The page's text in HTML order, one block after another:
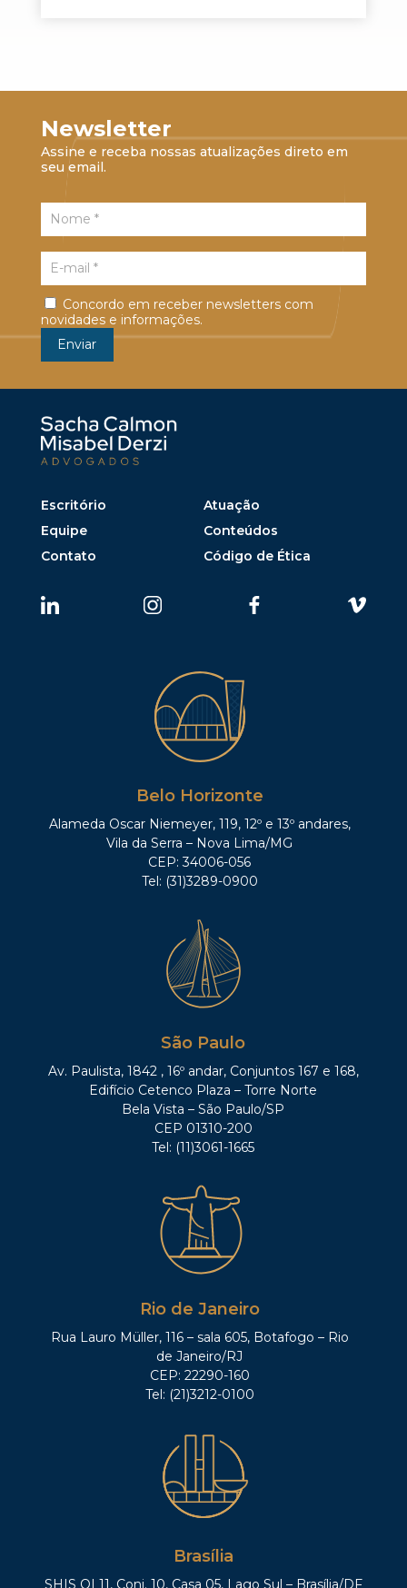
Newsletter
Assine e receba nossas atualizações direto em
seu email.
Concordo em receber newsletters com
novidades e informações.
Escritório
Atuação
Equipe
Conteúdos
Contato
Código de Ética
Belo Horizonte
Alameda Oscar Niemeyer, 119, 12º e 13º andares,
Vila da Serra – Nova Lima/MG
CEP: 34006-056
Tel: (31)3289-0900
São Paulo
Av. Paulista, 1842 , 16º andar, Conjuntos 167 e 168,
Edifício Cetenco Plaza – Torre Norte
Bela Vista – São Paulo/SP
CEP 01310-200
Tel: (11)3061-1665
Rio de Janeiro
Rua Lauro Müller, 116 – sala 605, Botafogo – Rio
de Janeiro/RJ
CEP: 22290-160
Tel: (21)3212-0100
Brasília
SHIS QI 11, Conj. 10, Casa 05, Lago Sul – Brasília/DF